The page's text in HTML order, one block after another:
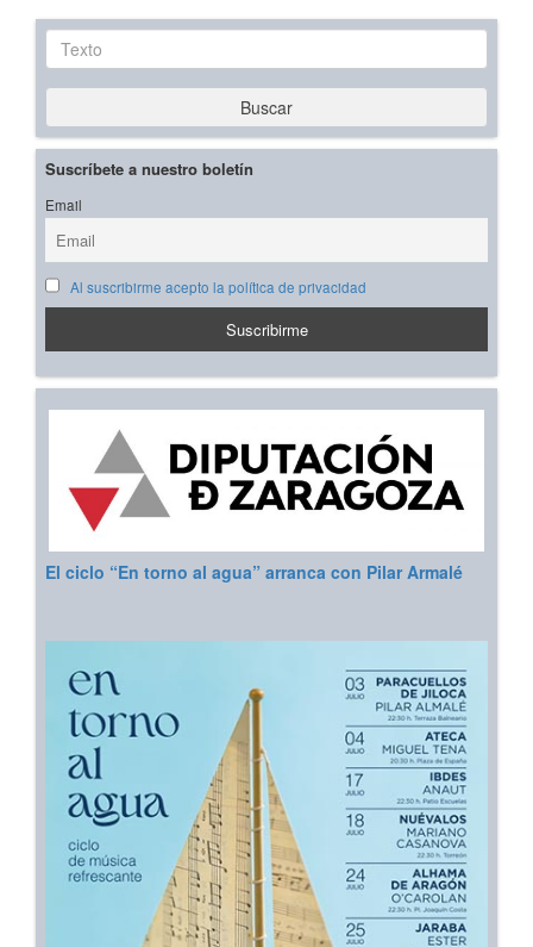
Texto
Buscar
Suscríbete a nuestro boletín
Email
Al suscribirme acepto la política de privacidad
El ciclo “En torno al agua” arranca con Pilar Armalé